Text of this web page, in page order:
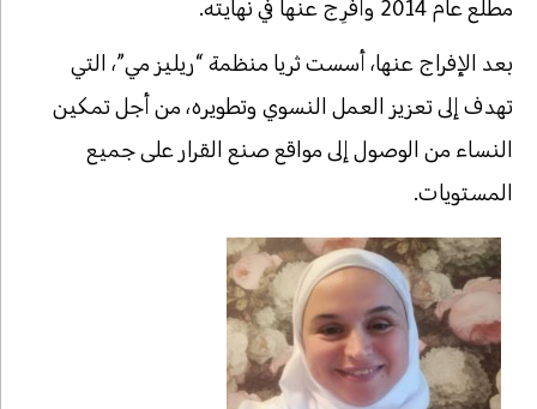
مطلع عام 2014 وأُفرِج عنها في نهايته.
بعد الإفراج عنها، أسست ثريا منظمة “ريليز مي”، التي
تهدف إلى تعزيز العمل النسوي وتطويره، من أجل تمكين
النساء من الوصول إلى مواقع صنع القرار على جميع
المستويات.